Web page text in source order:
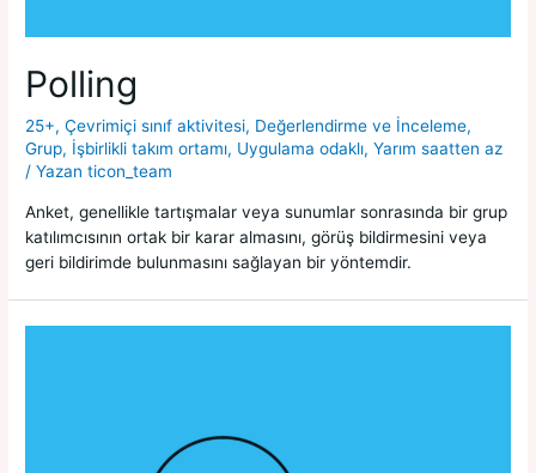
Polling
25+,Çevrimiçi sınıf aktivitesi, Değerlendirme ve İnceleme,
Grup, İşbirlikli takım ortamı, Uygulama odaklı,Yarım saatten az
/ Yazan ticon_team
Anket, genellikle tartışmalar veya sunumlar sonrasında bir grup
katılımcısının ortak bir karar almasını, görüş bildirmesini veya
geri bildirimde bulunmasını sağlayan bir yöntemdir.